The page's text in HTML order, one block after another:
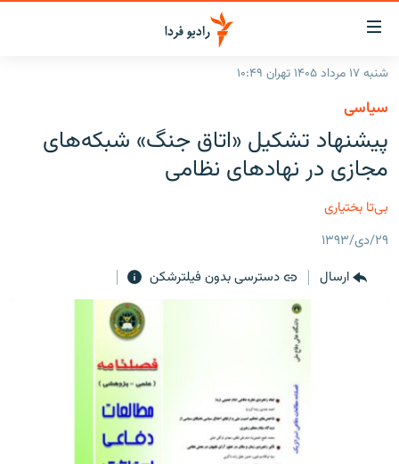
لینک‌های
قابلیت
دسترسی
بازگشت
منوی
اصلی
صفحه
ایران
جهان
فرکانس‌ها
پادکست
چندرسانه‌ای
گزارش‌های تصویری
گزارش‌های ویدئویی
زنان فردا
شنبه ۱۷ مرداد ۱۴۰۵ تهران ۱۰:۴۹
سیاسی
پیشنهاد تشکیل «اتاق جنگ» شبکه‌های
مجازی در نهادهای نظامی
بی‌تا بختياری
۲۹/دی/۱۳۹۳
ارسال
دسترسی بدون فیلترشکن